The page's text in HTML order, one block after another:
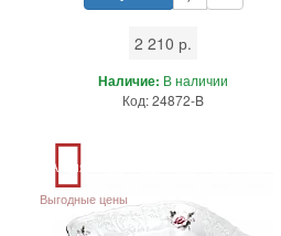
2 210 р.
Наличие: В наличии
Код: 24872-B
Акция
Выгодные цены